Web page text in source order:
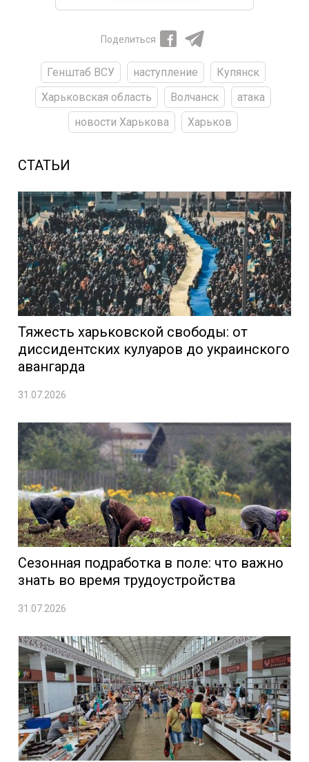
Поделиться
Генштаб ВСУ наступление
Купянск
Харьковская область
Волчанск
атака
новости Харькова
Харьков
СТАТЬИ
Тяжесть харьковской свободы: от
диссидентских кулуаров до украинского
авангарда
31.07.2026
Сезонная подработка в поле: что важно
знать во время трудоустройства
31.07.2026